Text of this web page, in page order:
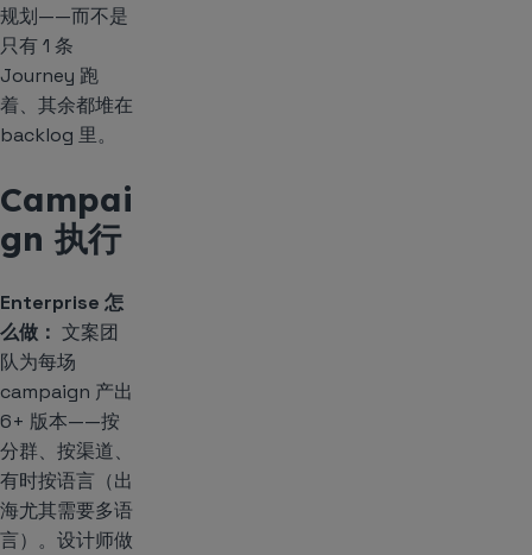
规划——而不是
只有 1 条
Journey 跑
着、其余都堆在
backlog 里。
Campai
gn 执行
Enterprise 怎
么做： 文案团
队为每场
campaign 产出
6+ 版本——按
分群、按渠道、
有时按语言（出
海尤其需要多语
言）。设计师做